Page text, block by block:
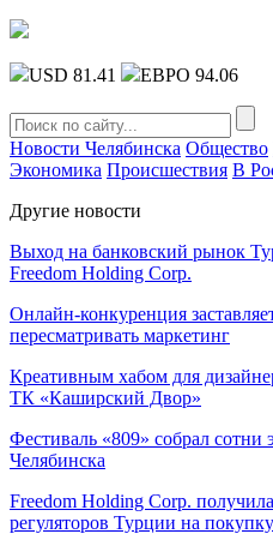
USD 81.41 ЕВРО 94.06
Новости Челябинска Общество
Экономика Происшествия В
Другие новости
Выход на банковский рынок
Freedom Holding Corp.
Онлайн-конкуренция
пересматривать маркетинг
Креативным хабом для
ТК «Каширский Двор»
Фестиваль «809» собрал сотни
Челябинска
Freedom Holding Corp.
регуляторов Турции на